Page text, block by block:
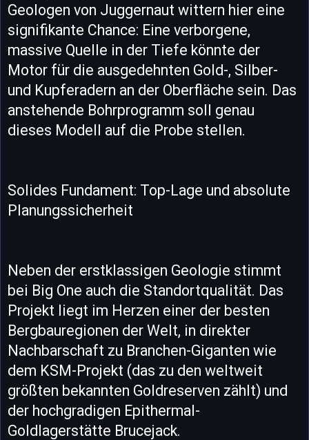
Geologen von Juggernaut wittern hier eine
signifikante Chance: Eine verborgene,
massive Quelle in der Tiefe könnte der
Motor für die ausgedehnten Gold-, Silber-
und Kupferadern an der Oberfläche sein. Das
anstehende Bohrprogramm soll genau
dieses Modell auf die Probe stellen.
Solides Fundament: Top-Lage und absolute
Planungssicherheit
Neben der erstklassigen Geologie stimmt
bei Big One auch die Standortqualität. Das
Projekt liegt im Herzen einer der besten
Bergbauregionen der Welt, in direkter
Nachbarschaft zu Branchen-Giganten wie
dem KSM-Projekt (das zu den weltweit
größten bekannten Goldreserven zählt) und
der hochgradigen Epithermal-
Goldlagerstätte Brucejack.